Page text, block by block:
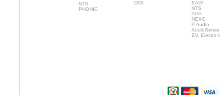
NTS
PHONIC
DPA
EAW
NTS
ADS
NEXO
P Audio
AudioSense
EV, Electro-